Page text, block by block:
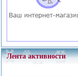
Лента активности